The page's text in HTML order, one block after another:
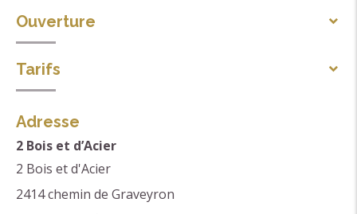
Nous concevons et exécutons tous vos projets
d'aménagement extérieur et/ou intérieur en bois et
métal. Nos réalisations sont diverses : portails, garde-
corps, rampes, escaliers, pergolas, mobilier,
luminaires...
Portrait
Office de Tourisme du Pays de Dieulefit Bourdeaux,
nous avons différentes missions, l'accueil mais aussi
Ouverture
Toute l'année de 8h30 à 18h.
Fermé le dimanche.
Tarifs
Chèque
Espèces
Virement
Adresse
2 Bois et d’Acier
2 Bois et d'Acier
2414 chemin de Graveyron